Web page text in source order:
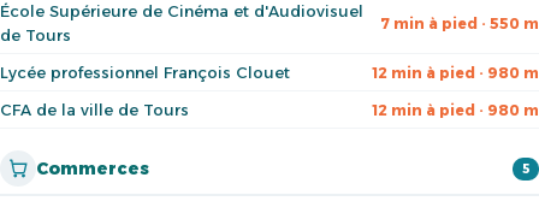
École Supérieure de Cinéma et d'Audiovisuel
de Tours
7 min à pied · 550 m
Lycée professionnel François Clouet 12 min à pied · 980 m
CFA de la ville de Tours 12 min à pied · 980 m
Commerces 5